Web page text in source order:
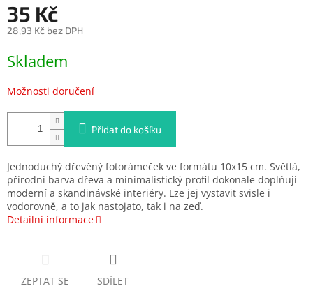
35 Kč
28,93 Kč bez DPH
cena:
Skladem
Možnosti doručení
Přidat do košíku
Jednoduchý dřevěný fotorámeček ve formátu 10x15 cm. Světlá,
přírodní barva dřeva a minimalistický profil dokonale doplňují
moderní a skandinávské interiéry. Lze jej vystavit svisle i
vodorovně, a to jak nastojato, tak i na zeď.
Detailní informace
ZEPTAT SE SDÍLET